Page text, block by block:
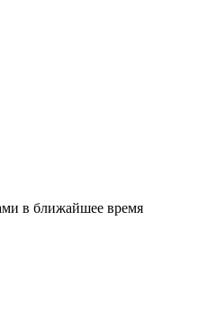
в ближайшее время